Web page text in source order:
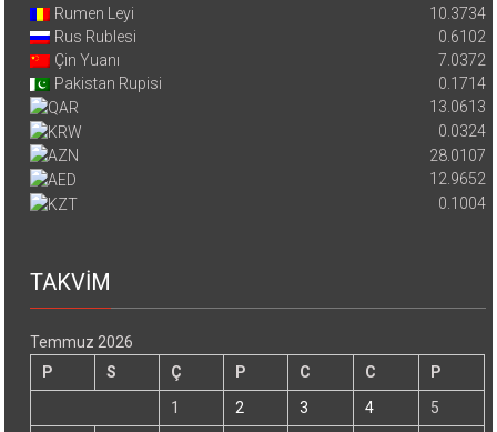
Rumen Leyi
10.3734
Rus Rublesi
0.6102
Çin Yuanı
7.0372
Pakistan Rupisi
0.1714
13.0613
0.0324
28.0107
12.9652
0.1004
TAKVİM
Temmuz 2026
P
S Ç P C C
P
1
2 3 4
5